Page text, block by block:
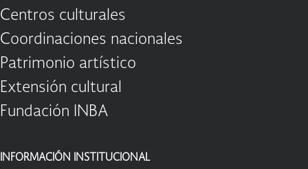
Centros culturales
Coordinaciones nacionales
Patrimonio artístico
Extensión cultural
Fundación INBA
INFORMACIÓN INSTITUCIONAL